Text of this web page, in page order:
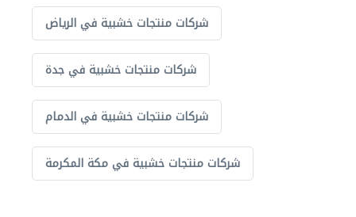
شركات منتجات خشبية في الرياض
شركات منتجات خشبية في جدة
شركات منتجات خشبية في الدمام
شركات منتجات خشبية في مكة المكرمة